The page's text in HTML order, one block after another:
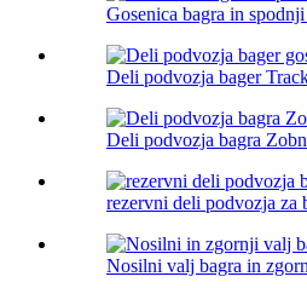
Gosenica bagra in
Deli podvozja bager
Deli podvozja bagra
rezervni deli podvozja za
Nosilni valj bagra in